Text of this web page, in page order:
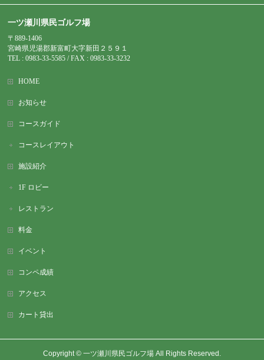
一ツ瀬川県民ゴルフ場
〒889-1406
宮崎県児湯郡新富町大字新田２５９１
TEL : 0983-33-5585 / FAX : 0983-33-3232
HOME
お知らせ
コースガイド
コースレイアウト
施設紹介
1F ロビー
レストラン
料金
イベント
コンペ成績
アクセス
カート貸出
Copyright © 一ツ瀬川県民ゴルフ場All Rights Reserved.